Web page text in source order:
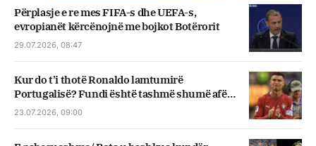
Përplasje e re mes FIFA-s dhe UEFA-s,
evropianët kërcënojnë me bojkot Botërorit
29.07.2026, 08:47
Kur do t’i thotë Ronaldo lamtumirë
Portugalisë? Fundi është tashmë shumë afër,
dihet data
23.07.2026, 09:00